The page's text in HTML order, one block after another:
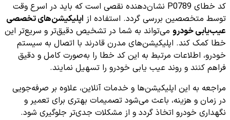
کد خطای P0789 نشان‌دهنده نقصی است که باید در اسرع وقت
توسط متخصصین بررسی گردد. استفاده از اپلیکیشن‌های تخصصی
عیب‌یابی خودرو می‌تواند به شما در تشخیص دقیق‌تر و سریع‌تر این
خطا کمک کند. اپلیکیشن‌های مدرن قادرند با اتصال به سیستم
خودرو، اطلاعات مرتبط به این کد خطا را به‌صورت کامل و دقیق
فراهم کنند و روند عیب یابی خودرو را تسهیل نمایند.
مراجعه به این اپلیکیشن‌ها و خدمات آنلاین، علاوه بر صرفه‌جویی
در زمان و هزینه، باعث می‌شود تصمیمات بهتری برای تعمیر و
نگهداری خودرو اتخاذ گردد و از مشکلات جدی‌تر جلوگیری شود.